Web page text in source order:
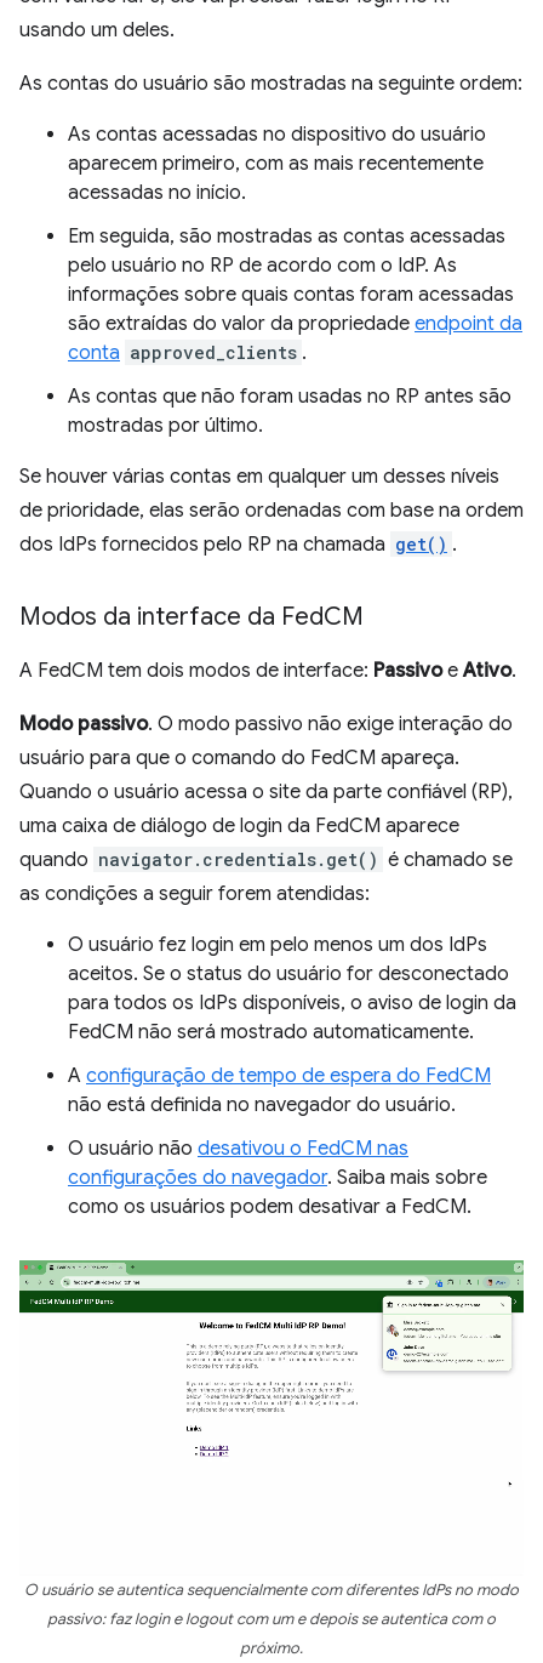
usando um deles.
As contas do usuário são mostradas na seguinte ordem:
As contas acessadas no dispositivo do usuário
aparecem primeiro, com as mais recentemente
acessadas no início.
Em seguida, são mostradas as contas acessadas
pelo usuário no RP de acordo com o IdP. As
informações sobre quais contas foram acessadas
são extraídas do valor da propriedade endpoint da
conta approved_clients .
As contas que não foram usadas no RP antes são
mostradas por último.
Se houver várias contas em qualquer um desses níveis
de prioridade, elas serão ordenadas com base na ordem
dos IdPs fornecidos pelo RP na chamada get() .
Modos da interface da FedCM
A FedCM tem dois modos de interface: PassivoeAtivo.
Modo passivo. O modo passivo não exige interação do
usuário para que o comando do FedCM apareça.
Quando o usuário acessa o site da parte confiável (RP),
uma caixa de diálogo de login da FedCM aparece
quando navigator.credentials.get() é chamado se
as condições a seguir forem atendidas:
O usuário fez login em pelo menos um dos IdPs
aceitos. Se o status do usuário for desconectado
para todos os IdPs disponíveis, o aviso de login da
FedCM não será mostrado automaticamente.
A configuração de tempo de espera do FedCM
não está definida no navegador do usuário.
O usuário não desativou o FedCM nas
configurações do navegador. Saiba mais sobre
como os usuários podem desativar a FedCM.
O usuário se autentica sequencialmente com diferentes IdPs no modo
passivo: faz login e logout com um e depois se autentica com o
próximo.